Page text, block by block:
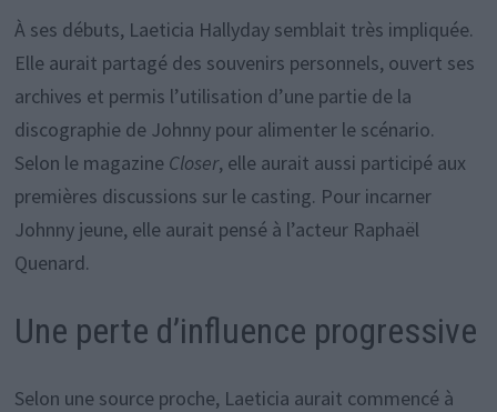
À ses débuts, Laeticia Hallyday semblait très impliquée.
Elle aurait partagé des souvenirs personnels, ouvert ses
archives et permis l’utilisation d’une partie de la
discographie de Johnny pour alimenter le scénario.
Selon le magazine Closer, elle aurait aussi participé aux
premières discussions sur le casting. Pour incarner
Johnny jeune, elle aurait pensé à l’acteur Raphaël
Quenard.
Une perte d’influence progressive
Selon une source proche, Laeticia aurait commencé à